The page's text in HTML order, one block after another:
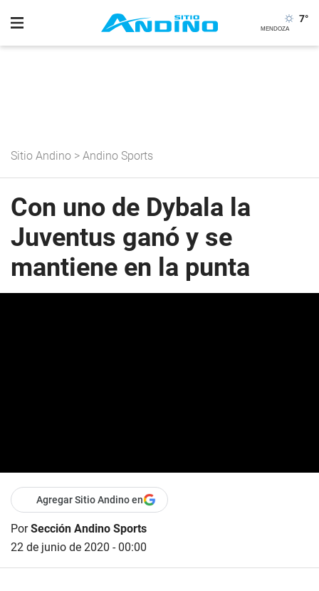
7°
Sitio Andino > Andino Sports
Con uno de Dybala la
Juventus ganó y se
mantiene en la punta
Agregar Sitio Andino en
PorSección Andino Sports
22 de junio de 2020 - 00:00